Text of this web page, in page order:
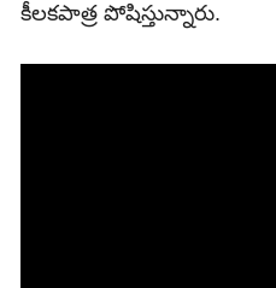
కీలకపాత్ర పోషిస్తున్నారు.